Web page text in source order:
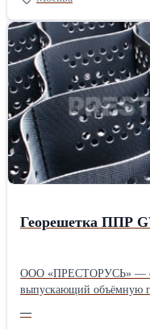
1000шт. 320 руб.
Георешетка ППР
ООО «ПРЕСТОРУСЬ» —
выпускающий объёмную
Предприятие с 25-летним
—